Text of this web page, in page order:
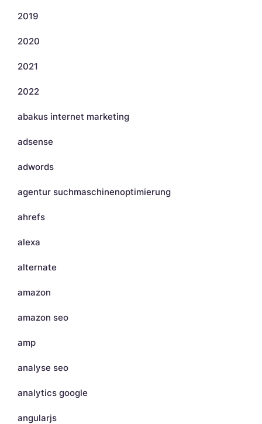
2019
2020
2021
2022
abakus internet marketing
adsense
adwords
agentur suchmaschinenoptimierung
ahrefs
alexa
alternate
amazon
amazon seo
amp
analyse seo
analytics google
angularjs